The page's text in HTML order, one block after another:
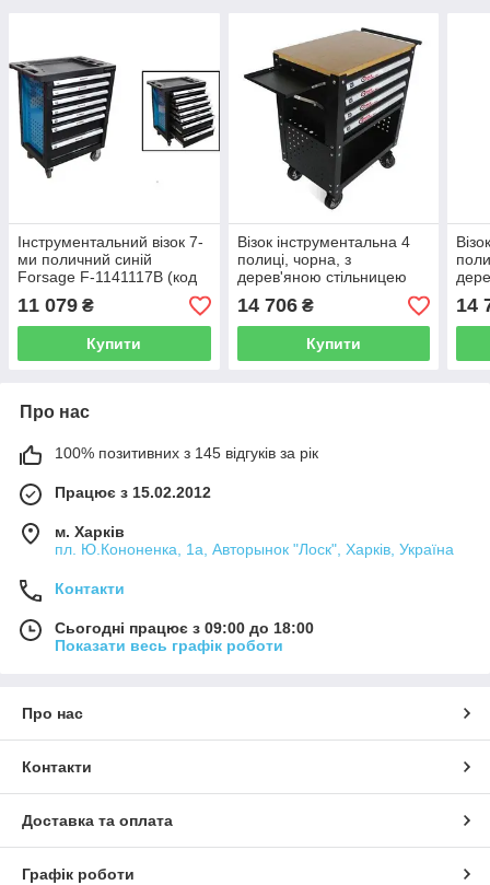
Інструментальний візок 7-
ми поличний синій
Forsage F-1141117B (код
15620)
11 079 ₴
Купити
Візок інструментальна 4
полиці, чорна, з
дерев'яною стільницею
FORCEKRAFT FK-
1141374 (код: 19329)
14 706₴
Купити
14
Про нас
100% позитивних з 145 відгуків за рік
Працює з 15.02.2012
м. Харків
пл. Ю.Кононенка, 1а, Авторынок "Лоск", Харків, Україна
Контакти
Сьогодні працює з 09:00 до 18:00
Показати весь графік роботи
Про нас
Контакти
Доставка та оплата
Графік роботи